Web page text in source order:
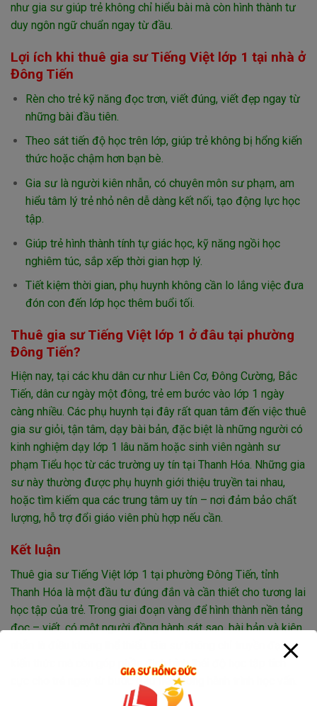
như gia sư giúp trẻ không chỉ hiểu bài mà còn hình thành tư
duy ngôn ngữ chuẩn ngay từ đầu.
Lợi ích khi thuê gia sư Tiếng Việt lớp 1 tại nhà ở
Đông Tiến
Rèn cho trẻ kỹ năng đọc trơn, viết đúng, viết đẹp ngay từ
những bài đầu tiên.
Theo sát tiến độ học trên lớp, giúp trẻ không bị hổng kiến
thức hoặc chậm hơn bạn bè.
Gia sư là người kiên nhẫn, có chuyên môn sư phạm, am
hiểu tâm lý trẻ nhỏ nên dễ dàng kết nối, tạo động lực học
tập.
Giúp trẻ hình thành tính tự giác học, kỹ năng ngồi học
nghiêm túc, sắp xếp thời gian hợp lý.
Tiết kiệm thời gian, phụ huynh không cần lo lắng việc đưa
đón con đến lớp học thêm buổi tối.
Thuê gia sư Tiếng Việt lớp 1 ở đâu tại phường
Đông Tiến?
Hiện nay, tại các khu dân cư như Liên Cơ, Đông Cường, Bắc
Tiến, dân cư ngày một đông, trẻ em bước vào lớp 1 ngày
càng nhiều. Các phụ huynh tại đây rất quan tâm đến việc thuê
gia sư giỏi, tận tâm, dạy bài bản, đặc biệt là những người có
kinh nghiệm dạy lớp 1 lâu năm hoặc sinh viên ngành sư
phạm Tiểu học từ các trường uy tín tại Thanh Hóa. Những gia
sư này thường được phụ huynh giới thiệu truyền tai nhau,
hoặc tìm kiếm qua các trung tâm uy tín – nơi đảm bảo chất
lượng, hỗ trợ đổi giáo viên phù hợp nếu cần.
Kết luận
Thuê gia sư Tiếng Việt lớp 1 tại phường Đông Tiến, tỉnh
Thanh Hóa là một đầu tư đúng đắn và cần thiết cho tương lai
học tập của trẻ. Trong giai đoạn vàng để hình thành nền tảng
đọc – viết, có một người đồng hành sát sao, bài bản và kiên
nhẫn là điều không thể thiếu. Gia sư không chỉ truyền đạt
kiến thức mà còn góp phần định hình thái độ học tập tích
cực cho trẻ ngay từ bước đầu tiên trong hành trình học vấn.